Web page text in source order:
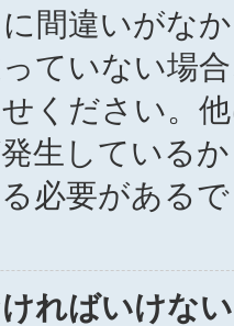
間違いがな
ていない場
ください。
生している
必要がある
ればいけな